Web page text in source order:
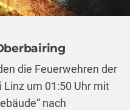
die Feuerwehren der
um 01:50 Uhr mit
nach